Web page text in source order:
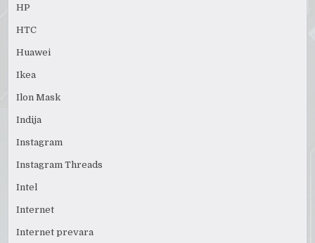
HP
HTC
Huawei
Ikea
Ilon Mask
Indija
Instagram
Instagram Threads
Intel
Internet
Internet prevara